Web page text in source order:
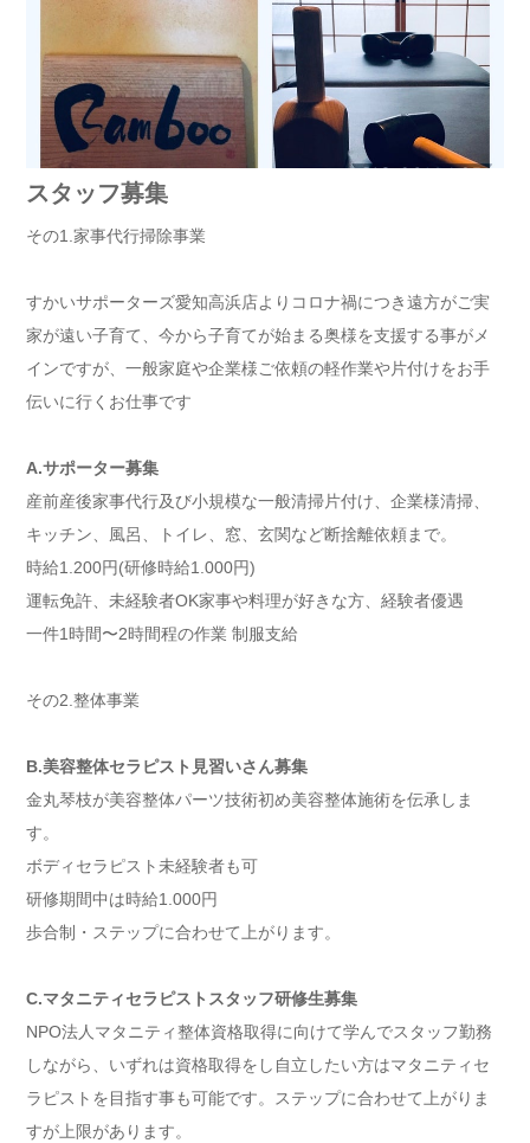
スタッフ募集
その1.家事代行掃除事業
すかいサポーターズ愛知高浜店よりコロナ禍につき遠方がご実
家が遠い子育て、今から子育てが始まる奥様を支援する事がメ
インですが、一般家庭や企業様ご依頼の軽作業や片付けをお手
伝いに行くお仕事です
A.サポーター募集
産前産後家事代行及び小規模な一般清掃片付け、企業様清掃、
キッチン、風呂、トイレ、窓、玄関など断捨離依頼まで。
時給1.200円(研修時給1.000円)
運転免許、未経験者OK家事や料理が好きな方、経験者優遇
一件1時間〜2時間程の作業 制服支給
その2.整体事業
B.美容整体セラピスト見習いさん募集
金丸琴枝が美容整体パーツ技術初め美容整体施術を伝承しま
す。
ボディセラピスト未経験者も可
研修期間中は時給1.000円
歩合制・ステップに合わせて上がります。
C.マタニティセラピストスタッフ研修生募集
NPO法人マタニティ整体資格取得に向けて学んでスタッフ勤務
しながら、いずれは資格取得をし自立したい方はマタニティセ
ラピストを目指す事も可能です。ステップに合わせて上がりま
すが上限があります。